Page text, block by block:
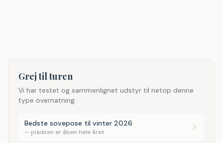
Grej til turen
Vi har testet og sammenlignet udstyr til netop denne
type overnatning.
Bedste sovepose til vinter 2026
— pladsen er åben hele året